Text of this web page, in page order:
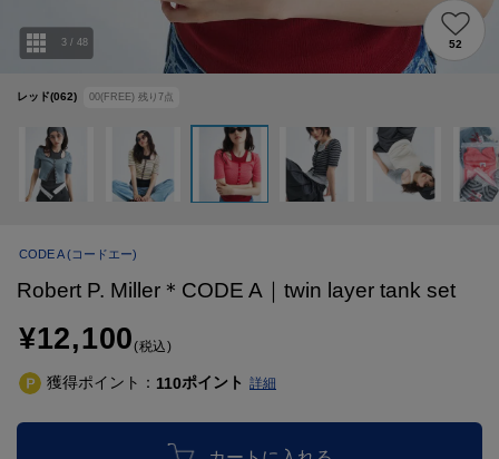
レッド(062) 00(FREE) 残り 7点
3 / 48 52
CODE A(コードエー)
Robert P. Miller＊CODE A｜twin layer tank set
¥12,100(税込)
獲得ポイント： 110ポイント 詳細